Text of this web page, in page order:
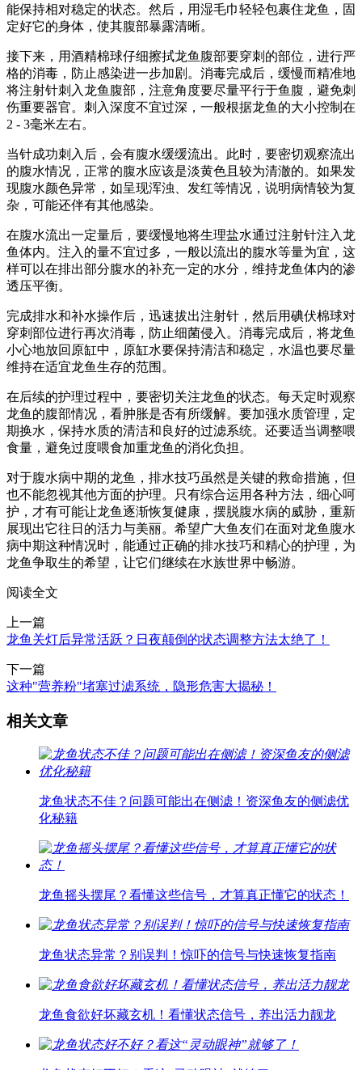
能保持相对稳定的状态。然后，用湿毛巾轻轻包裹住龙鱼，固
定好它的身体，使其腹部暴露清晰。
接下来，用酒精棉球仔细擦拭龙鱼腹部要穿刺的部位，进行严
格的消毒，防止感染进一步加剧。消毒完成后，缓慢而精准地
将注射针刺入龙鱼腹部，注意角度要尽量平行于鱼腹，避免刺
伤重要器官。刺入深度不宜过深，一般根据龙鱼的大小控制在
2 - 3毫米左右。
当针成功刺入后，会有腹水缓缓流出。此时，要密切观察流出
的腹水情况，正常的腹水应该是淡黄色且较为清澈的。如果发
现腹水颜色异常，如呈现浑浊、发红等情况，说明病情较为复
杂，可能还伴有其他感染。
在腹水流出一定量后，要缓慢地将生理盐水通过注射针注入龙
鱼体内。注入的量不宜过多，一般以流出的腹水等量为宜，这
样可以在排出部分腹水的补充一定的水分，维持龙鱼体内的渗
透压平衡。
完成排水和补水操作后，迅速拔出注射针，然后用碘伏棉球对
穿刺部位进行再次消毒，防止细菌侵入。消毒完成后，将龙鱼
小心地放回原缸中，原缸水要保持清洁和稳定，水温也要尽量
维持在适宜龙鱼生存的范围。
在后续的护理过程中，要密切关注龙鱼的状态。每天定时观察
龙鱼的腹部情况，看肿胀是否有所缓解。要加强水质管理，定
期换水，保持水质的清洁和良好的过滤系统。还要适当调整喂
食量，避免过度喂食加重龙鱼的消化负担。
对于腹水病中期的龙鱼，排水技巧虽然是关键的救命措施，但
也不能忽视其他方面的护理。只有综合运用各种方法，细心呵
护，才有可能让龙鱼逐渐恢复健康，摆脱腹水病的威胁，重新
展现出它往日的活力与美丽。希望广大鱼友们在面对龙鱼腹水
病中期这种情况时，能通过正确的排水技巧和精心的护理，为
龙鱼争取生的希望，让它们继续在水族世界中畅游。
阅读全文
上一篇
龙鱼关灯后异常活跃？日夜颠倒的状态调整方法太绝了！
下一篇
这种"营养粉"堵塞过滤系统，隐形危害大揭秘！
相关文章
龙鱼状态不佳？问题可能出在侧滤！资深鱼友的侧滤优
化秘籍
龙鱼摇头摆尾？看懂这些信号，才算真正懂它的状态！
龙鱼状态异常？别误判！惊吓的信号与快速恢复指南
龙鱼食欲好坏藏玄机！看懂状态信号，养出活力靓龙